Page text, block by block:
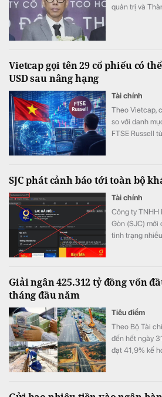
quản trị và
Vietcap gọi tên 29 cổ phiếu có
USD sau nâng hạng
Tài chính
Theo Vietcap,
so với danh
FTSE Russell
SJC phát cảnh báo tới toàn bộ
Tài chính
Công ty TNHH
Gòn (SJC) mới
tình trạng
Giải ngân 425.312 tỷ đồng vốn
tháng đầu năm
Tiêu điểm
Theo Bộ Tài
đến hết ngày
đạt 41,9% kế